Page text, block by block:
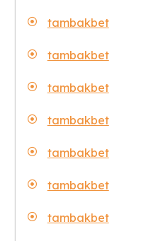
tambakbet
tambakbet
tambakbet
tambakbet
tambakbet
tambakbet
tambakbet